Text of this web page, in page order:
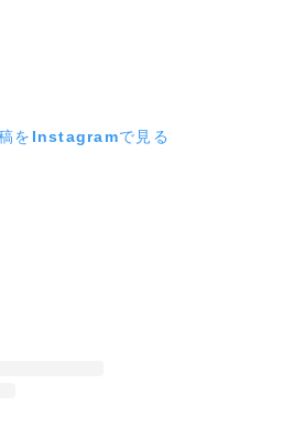
をInstagramで見る